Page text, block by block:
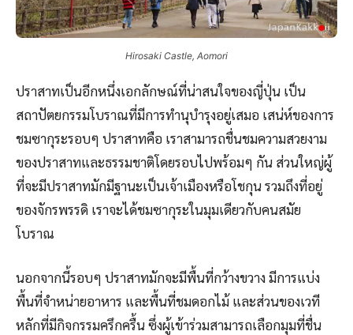
Hirosaki Castle, Aomori
ปราสาทเป็นอีกหนึ่งเอกลักษณ์ที่น่าสนใจของญี่ปุ่น เป็น
สถาปัตยกรรมโบราณที่มีการทำนุบำรุงอยู่เสมอ เสน่ห์ของการ
ชมซากุระรอบๆ ปราสาทคือ เราสามารถชื่นชมความสวยงาม
ของปราสาทและธรรมชาติโดยรอบไปพร้อมๆ กัน ส่วนใหญ่ผู้
ที่จะมีปราสาทมักมีฐานะเป็นเจ้าเมืองหรือโชกุน รวมถึงที่อยู่
ของจักรพรรดิ เราจะได้ชมซากุระในมุมเดียวกับคนสมัย
โบราณ
นอกจากนี้รอบๆ ปราสาทมักจะมีพื้นที่กว้างขวาง มีการแบ่ง
พื้นที่จำหน่ายอาหาร และพื้นที่ชมดอกไม้ และส่วนของเวที
หลักที่มีกิจกรรมครึกครื้น ซึ่งผู้เข้าร่วมสามารถเลือกมุมที่ชื่น